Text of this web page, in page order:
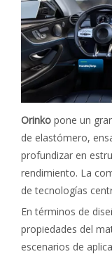
Orinko pone un
de elastómero,
profundizar en
rendimiento. La
de tecnologías
En términos de
propiedades del
escenarios de